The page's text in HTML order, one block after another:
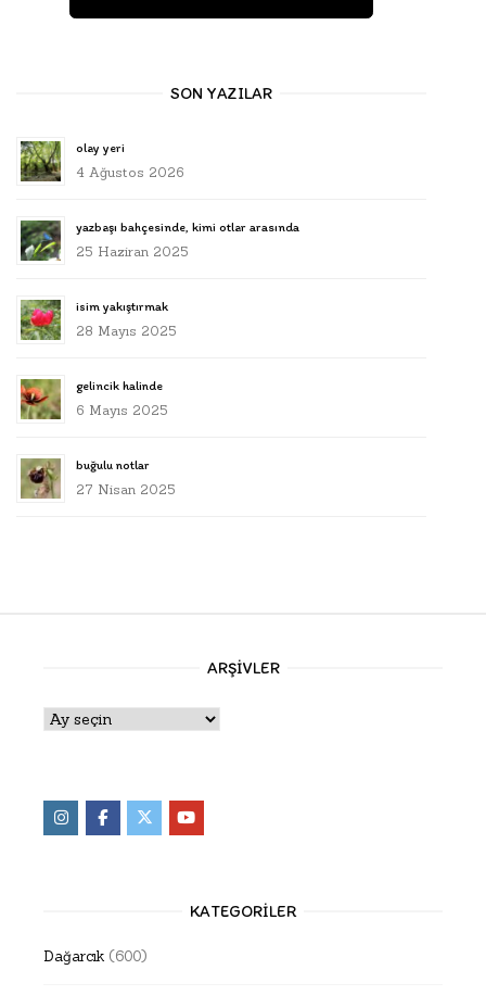
SON YAZILAR
olay yeri
4 Ağustos 2026
yazbaşı bahçesinde, kimi otlar arasında
25 Haziran 2025
isim yakıştırmak
28 Mayıs 2025
gelincik halinde
6 Mayıs 2025
buğulu notlar
27 Nisan 2025
ARŞIVLER
Arşivler
KATEGORILER
Dağarcık (600)